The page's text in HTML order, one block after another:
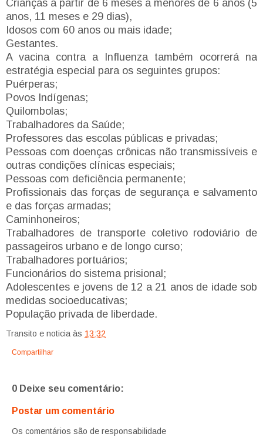
Crianças a partir de 6 meses a menores de 6 anos (5
anos, 11 meses e 29 dias),
Idosos com 60 anos ou mais idade;
Gestantes.
A vacina contra a Influenza também ocorrerá na
estratégia especial para os seguintes grupos:
Puérperas;
Povos Indígenas;
Quilombolas;
Trabalhadores da Saúde;
Professores das escolas públicas e privadas;
Pessoas com doenças crônicas não transmissíveis e
outras condições clínicas especiais;
Pessoas com deficiência permanente;
Profissionais das forças de segurança e salvamento
e das forças armadas;
Caminhoneiros;
Trabalhadores de transporte coletivo rodoviário de
passageiros urbano e de longo curso;
Trabalhadores portuários;
Funcionários do sistema prisional;
Adolescentes e jovens de 12 a 21 anos de idade sob
medidas socioeducativas;
População privada de liberdade.
Transito e noticia às 13:32
Compartilhar
0 Deixe seu comentário:
Postar um comentário
Os comentários são de responsabilidade